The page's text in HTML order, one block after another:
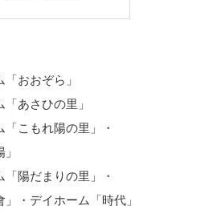
おおぞら」
あさひの里」
こもれ陽の里」・
陽だまりの里」・
・デイホーム「時代」